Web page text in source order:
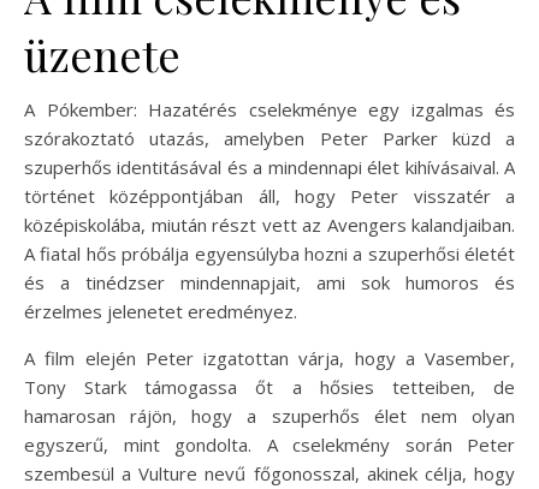
üzenete
A Pókember: Hazatérés cselekménye egy izgalmas és
szórakoztató utazás, amelyben Peter Parker küzd a
szuperhős identitásával és a mindennapi élet kihívásaival. A
történet középpontjában áll, hogy Peter visszatér a
középiskolába, miután részt vett az Avengers kalandjaiban.
A fiatal hős próbálja egyensúlyba hozni a szuperhősi életét
és a tinédzser mindennapjait, ami sok humoros és
érzelmes jelenetet eredményez.
A film elején Peter izgatottan várja, hogy a Vasember,
Tony Stark támogassa őt a hősies tetteiben, de
hamarosan rájön, hogy a szuperhős élet nem olyan
egyszerű, mint gondolta. A cselekmény során Peter
szembesül a Vulture nevű főgonosszal, akinek célja, hogy